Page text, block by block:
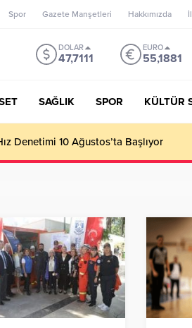
Spor Gazete Manşetleri Hakkımızda
DOLAR
47,7111
EURO
55,1881
SAĞLIK SPOR KÜLTÜR
mottosu, vizyonu; genç